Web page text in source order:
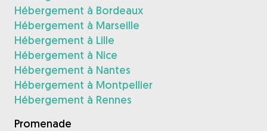
Hébergement à Bordeaux
Hébergement à Marseille
Hébergement à Lille
Hébergement à Nice
Hébergement à Nantes
Hébergement à Montpellier
Hébergement à Rennes
Promenade